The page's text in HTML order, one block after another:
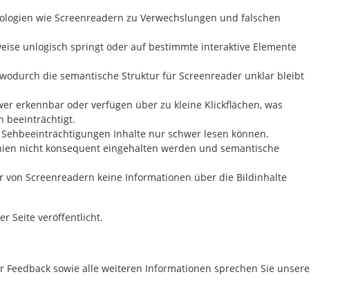
wie Screenreadern zu Verwechslungen und falschen
unlogisch springt oder auf bestimmte interaktive Elemente
die semantische Struktur für Screenreader unklar bleibt
erkennbar oder verfügen über zu kleine Klickflächen, was
beeinträchtigt.
Inhalte nur schwer lesen können.
nicht konsequent eingehalten werden und semantische
Screenreadern keine Informationen über die Bildinhalte
Seite veröffentlicht.
sowie alle weiteren Informationen sprechen Sie unsere